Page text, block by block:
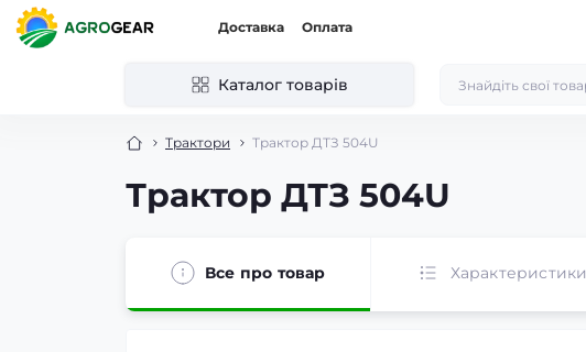
Доставка Оплата
Каталог товарів
Трактори Трактор ДТЗ 504U
Трактор ДТЗ 504U
Все про товар Характеристики